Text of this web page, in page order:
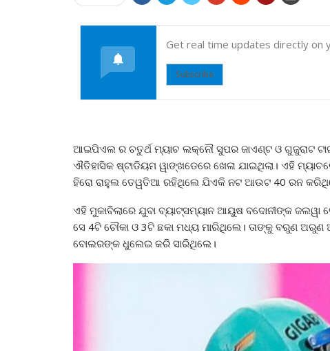
Get real time updates directly on
Subscribe
ଆଇପିଏଲ ର ଚତୁର୍ଥ ମ୍ୟାଚ ଲକ୍ନୌ ସୁପର ଜାଏଣ୍ଟ ଓ ଗୁଜୁରାଟ
ଐତିହାସିକ ଷ୍ଟାଡିୟମ ୱାଙ୍ଖଡେରେ ଖେଳା ଯାଇଥିଲା। ଏହି
ହିରୋ ରାହୁଲ ତେୱତିଆ ରହିଥିଲେ ଯିଏକି ନଟ ଆଉଟ 40 ରନ
ଏହି ମୁକାବିଲାରେ ଯୁବା ବ୍ୟାଟ୍ସମ୍ୟାନ ଆୟୁଷ ବଦୋନୀଙ୍କ ଜଲୱା
ସେ 4ଟି ଚୌକା ଓ 3ଟି ଛକା ମଧ୍ୟ ମାରିଥିଲେ। ତାଙ୍କୁ ବରୁଣ ଅରୁଣ
ବୋଲରଙ୍କ ଧୁଲେଇ କରି ସାରିଥିଲେ।